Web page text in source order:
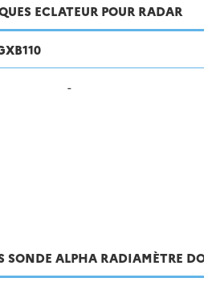
ECLATEUR POUR RADAR
-
SONDE ALPHA RADIAMÈTRE